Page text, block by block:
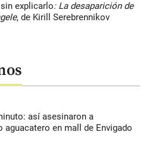
explicarlo: La desaparición de
, de Kirill Serebrennikov
así asesinaron a
aguacatero en mall de Envigado